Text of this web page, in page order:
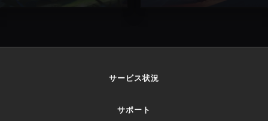
サービス状況
サポート